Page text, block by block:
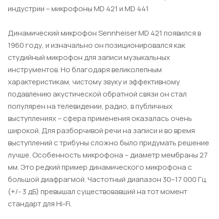
индустрии – микрофоны MD 421 и MD 441
Динамический микрофон Sennheiser MD 421 появился в
1960 году, и изначально он позиционировался как
студийный микрофон для записи музыкальных
инструментов. Но благодаря великолепным
характеристикам, чистому звуку и эффективному
подавлению акустической обратной связи он стал
популярен на телевидении, радио, в публичных
выступлениях – сфера применения оказалась очень
широкой. Для разборчивой речи на записи и во время
выступлений с трибуны сложно было придумать решение
лучше. Особенность микрофона – диаметр мембраны 27
мм. Это редкий пример динамического микрофона с
большой диафрагмой. Частотный диапазон 30–17 000 Гц
(+/- 3 дБ) превышал существовавший на тот момент
стандарт для Hi-Fi.